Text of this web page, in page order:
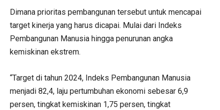
Dimana prioritas pembangunan tersebut untuk mencapai
target kinerja yang harus dicapai. Mulai dari Indeks
Pembangunan Manusia hingga penurunan angka
kemiskinan ekstrem.
“Target di tahun 2024, Indeks Pembangunan Manusia
menjadi 82,4, laju pertumbuhan ekonomi sebesar 6,9
persen, tingkat kemiskinan 1,75 persen, tingkat